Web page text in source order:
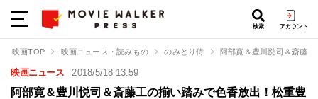
検索 アカウント
映画TOP 映画ニュース・読みもの のみとり侍 阿部寛＆豊川悦司＆斎藤
映画ニュース 2018/5/18 13:59
阿部寛＆豊川悦司＆斎藤工の揃い踏みで色香放出！松重豊